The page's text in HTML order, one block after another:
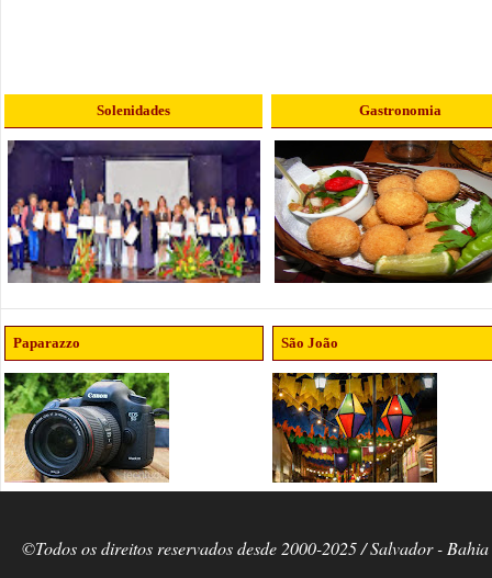
Solenidades Gastronomia
Paparazzo São João
©Todos os direitos reservados desde 2000-2025 / Salvador -